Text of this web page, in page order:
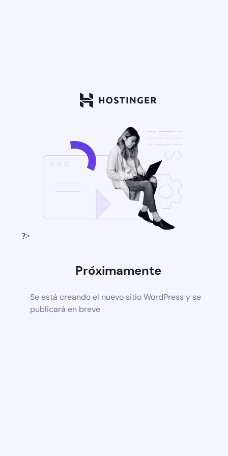
?>
Próximamente
Se está creando el nuevo sitio WordPress y se
publicará en breve